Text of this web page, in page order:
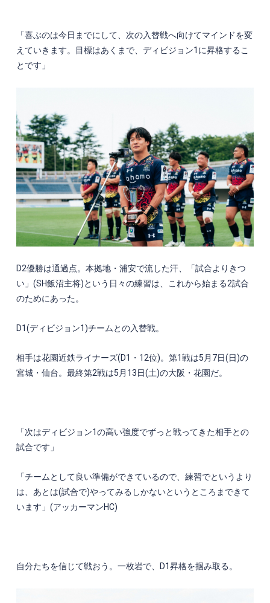
「喜ぶのは今日までにして、次の入替戦へ向けてマインドを変
えていきます。目標はあくまで、ディビジョン1 に昇格するこ
とです」
D2優勝は通過点。本拠地・浦安で流した汗、「試合よりきつ
い」 (SH飯沼主将)という日々の練習は、これから始まる2試合
のためにあった。
D1(ディビジョン1)チームとの入替戦。
相手は花園近鉄ライナーズ(D1 ・ 12位)。第1戦は5 月 7日(日)の
宮城・仙台。最終第2戦は5 月 13日(土)の大阪・花園だ。
「次はディビジョン1の高い強度でずっと戦ってきた相手との
試合です」
「チームとして良い準備ができているので、練習でというより
は、あとは(試合で)やってみるしかないというところまできて
います」 (アッカーマンHC)
自分たちを信じて戦おう。一枚岩で、 D1昇格を掴み取る。